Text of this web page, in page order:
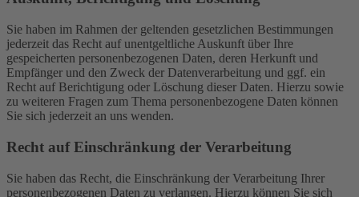
Sie haben im Rahmen der geltenden gesetzlichen Bestimmungen
jederzeit das Recht auf unentgeltliche Auskunft über Ihre
gespeicherten personenbezogenen Daten, deren Herkunft und
Empfänger und den Zweck der Datenverarbeitung und ggf. ein
Recht auf Berichtigung oder Löschung dieser Daten. Hierzu sowie
zu weiteren Fragen zum Thema personenbezogene Daten können
Sie sich jederzeit an uns wenden.
Recht auf Einschränkung der Verarbeitung
Sie haben das Recht, die Einschränkung der Verarbeitung Ihrer
personenbezogenen Daten zu verlangen. Hierzu können Sie sich